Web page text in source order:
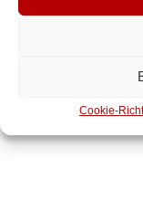
Cookie-